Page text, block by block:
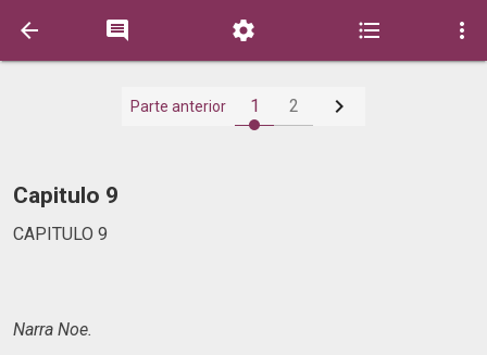
    
Parte anterior 1 2 
Capitulo 9
CAPITULO 9
Narra Noe.